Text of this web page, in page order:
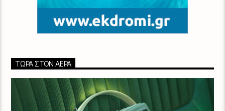
ΤΏΡΑ ΣΤΟΝ ΑΈΡΑ